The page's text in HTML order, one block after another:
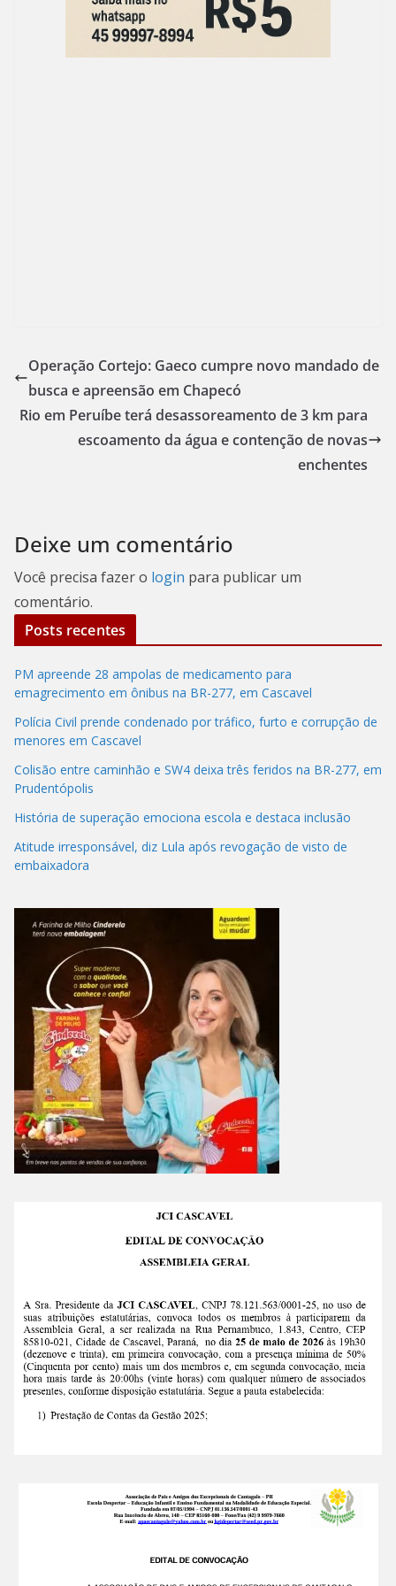
Operação Cortejo: Gaeco cumpre novo mandado de
busca e apreensão em Chapecó
Rio em Peruíbe terá desassoreamento de 3 km para
escoamento da água e contenção de novas
enchentes
Deixe um comentário
Você precisa fazer o login para publicar um
comentário.
Posts recentes
PM apreende 28 ampolas de medicamento para
emagrecimento em ônibus na BR-277, em Cascavel
Polícia Civil prende condenado por tráfico, furto e corrupção de
menores em Cascavel
Colisão entre caminhão e SW4 deixa três feridos na BR-277, em
Prudentópolis
História de superação emociona escola e destaca inclusão
Atitude irresponsável, diz Lula após revogação de visto de
embaixadora